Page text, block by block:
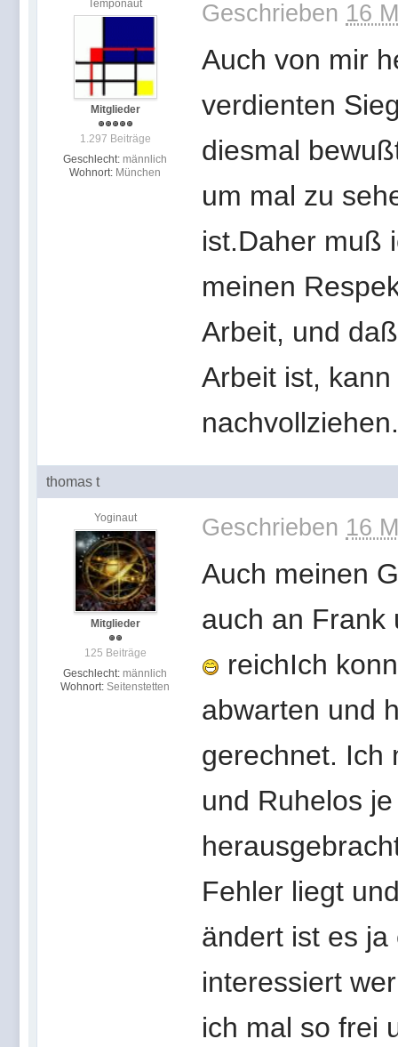
Temponaut
Mitglieder
1.297 Beiträge
Geschlecht: männlich
Wohnort: München
Geschrieben 16
Auch von mir
verdienten
diesmal
um mal zu
ist.Daher muß
meinen
Arbeit, und
Arbeit ist,
thomas t
Yoginaut
Mitglieder
125 Beiträge
Geschlecht: männlich
Wohnort: Seitenstetten
Geschrieben 16
Auch meinen
auch an
reichIch
abwarten und
gerechnet. Ich
und Ruhelos
Fehler liegt
ändert ist es
interessiert
ich mal so frei